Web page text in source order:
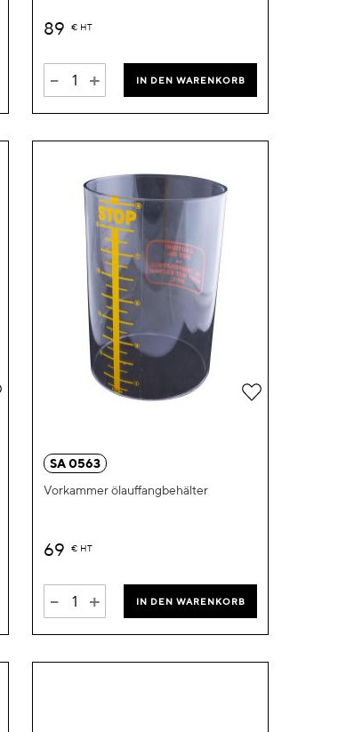
89 € HT
- + IN DEN WARENKORB
Zur
hinzufügen
SA 0563
Vorkammer ölauffangbehälter
69 € HT
- + IN DEN WARENKORB
Zur